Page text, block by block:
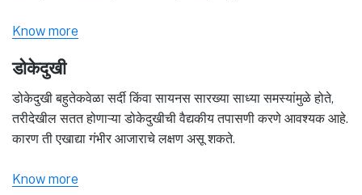
Know more
डोकेदुखी
डोकेदुखी बहुतेकवेळा सर्दी किंवा सायनस सारख्या साध्या समस्यांमुळे होते,
तरीदेखील सतत होणाऱ्या डोकेदुखीची वैद्यकीय तपासणी करणे आवश्यक आहे.
कारण ती एखाद्या गंभीर आजाराचे लक्षण असू शकते.
Know more